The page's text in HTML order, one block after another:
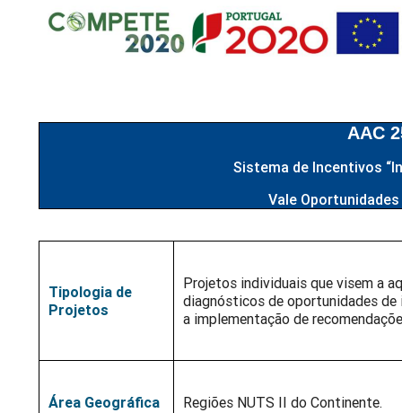
AAC
Sistema de Incentivos
Vale
Tipologia de
Projetos
Projetos individuais que visem a
diagnósticos de oportunidades de
a implementação de
Área Geográfica Regiões NUTS II do Continente.